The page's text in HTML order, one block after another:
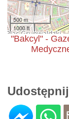
500 m
1000 ft
"Bakcyl" -
Udostępnij